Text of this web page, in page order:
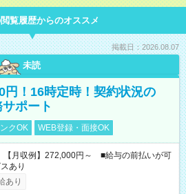
覧履歴からのオススメ
掲載日：2026.08.07
未読
円！16時定時！契約状況の
ポート
クOK WEB登録・面接OK
月収例】272,000円～ ■給与の前払いが可
あり
あり